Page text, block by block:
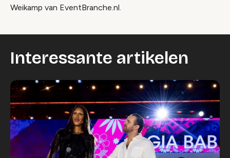
Weikamp van EventBranche.nl.
Interessante artikelen